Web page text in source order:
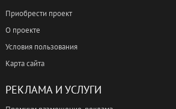
Приобрести проект
О проекте
Условия пользования
Карта сайта
РЕКЛАМА И УСЛУГИ